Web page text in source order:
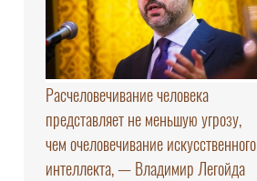
Расчеловечивание человека
представляет не меньшую угрозу,
чем очеловечивание искусственного
интеллекта, — Владимир Легойда